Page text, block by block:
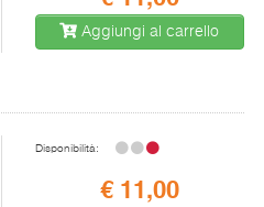
Aggiungi al carrello
Disponibilità:
€ 11,00